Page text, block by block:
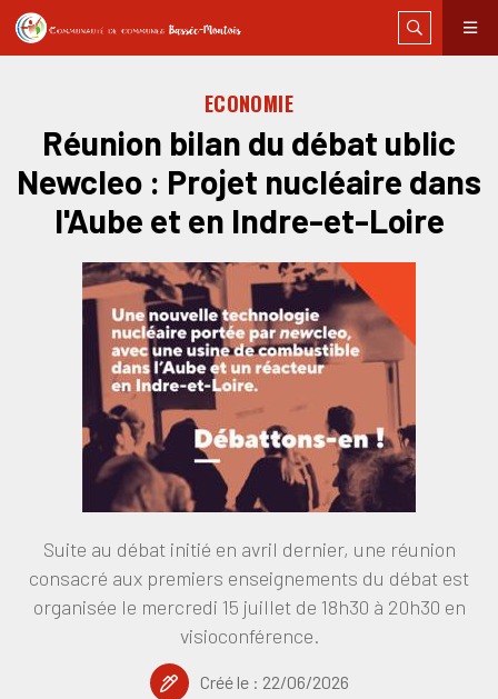
ECONOMIE
Réunion bilan du débat ublic
Newcleo : Projet nucléaire dans
l'Aube et en Indre-et-Loire
Suite au débat initié en avril dernier, une réunion
consacré aux premiers enseignements du débat est
organisée le mercredi 15 juillet de 18h30 à 20h30 en
visioconférence.
Créé le : 22/06/2026